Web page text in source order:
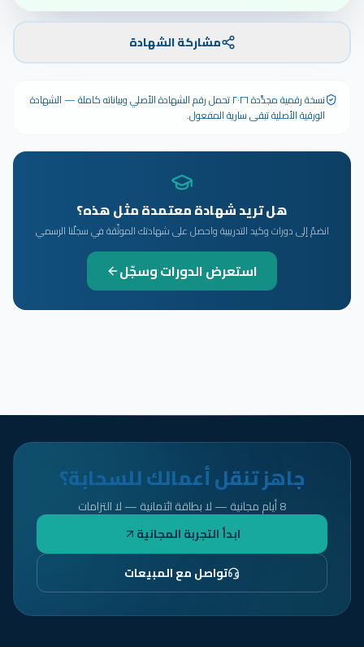
مشاركة الشهادة
نسخة رقمية مجدَّدة ٢٠٢٦ تحمل رقم الشهادة الأصلي وبياناته كاملة — الشهادة
الورقية الأصلية تبقى سارية المفعول.
هل تريد شهادة معتمدة مثل هذه؟
انضمّ إلى دورات وكيد التدريبية واحصل على شهادتك الموثّقة في سجلّنا الرسمي
استعرض الدورات وسجّل
جاهز تنقل أعمالك للسحابة؟
8 أيام مجانية — لا بطاقة ائتمانية — لا التزامات
ابدأ التجربة المجانية
تواصل مع المبيعات